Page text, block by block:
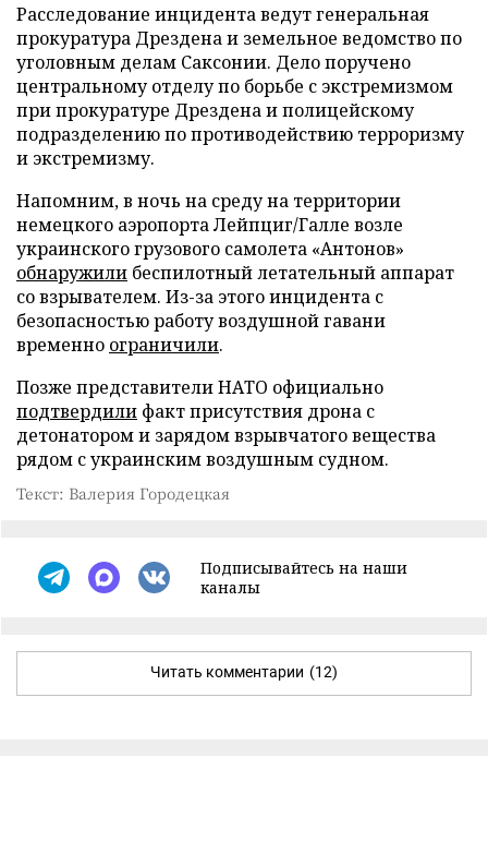
Расследование инцидента ведут генеральная
прокуратура Дрездена и земельное ведомство по
уголовным делам Саксонии. Дело поручено
центральному отделу по борьбе с экстремизмом
при прокуратуре Дрездена и полицейскому
подразделению по противодействию терроризму
и экстремизму.
Напомним, в ночь на среду на территории
немецкого аэропорта Лейпциг/Галле возле
украинского грузового самолета «Антонов»
обнаружили беспилотный летательный аппарат
со взрывателем. Из-за этого инцидента с
безопасностью работу воздушной гавани
временно ограничили.
Позже представители НАТО официально
подтвердили факт присутствия дрона с
детонатором и зарядом взрывчатого вещества
рядом с украинским воздушным судном.
Текст: Валерия Городецкая
Подписывайтесь на наши
каналы
Читать комментарии (12)